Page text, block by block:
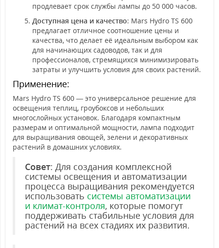
продлевает срок службы лампы до 50 000 часов.
Доступная цена и качество: Mars Hydro TS 600
предлагает отличное соотношение цены и
качества, что делает её идеальным выбором как
для начинающих садоводов, так и для
профессионалов, стремящихся минимизировать
затраты и улучшить условия для своих растений.
Применение:
Mars Hydro TS 600 — это универсальное решение для
освещения теплиц, гроубоксов и небольших
многослойных установок. Благодаря компактным
размерам и оптимальной мощности, лампа подходит
для выращивания овощей, зелени и декоративных
растений в домашних условиях.
Совет: Для создания комплексной
системы освещения и автоматизации
процесса выращивания рекомендуется
использовать системы автоматизации
и климат-контроля, которые помогут
поддерживать стабильные условия для
растений на всех стадиях их развития.